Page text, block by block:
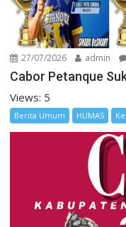
27/07/2026 admin
Cabor Petanque
Views: 5
Berita Umum HUMAS